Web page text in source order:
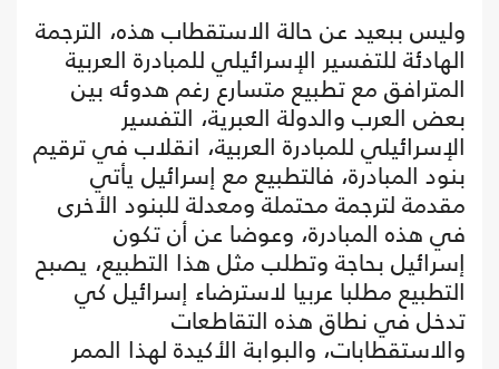
وليس ببعيد عن حالة الاستقطاب هذه، الترجمة
الهادئة للتفسير الإسرائيلي للمبادرة العربية
المترافق مع تطبيع متسارع رغم هدوئه بين
بعض العرب والدولة العبرية، التفسير
الإسرائيلي للمبادرة العربية، انقلاب في ترقيم
بنود المبادرة، فالتطبيع مع إسرائيل يأتي
مقدمة لترجمة محتملة ومعدلة للبنود الأخرى
في هذه المبادرة، وعوضا عن أن تكون
إسرائيل بحاجة وتطلب مثل هذا التطبيع، يصبح
التطبيع مطلبا عربيا لاسترضاء إسرائيل كي
تدخل في نطاق هذه التقاطعات
والاستقطابات، والبوابة الأكيدة لهذا الممر